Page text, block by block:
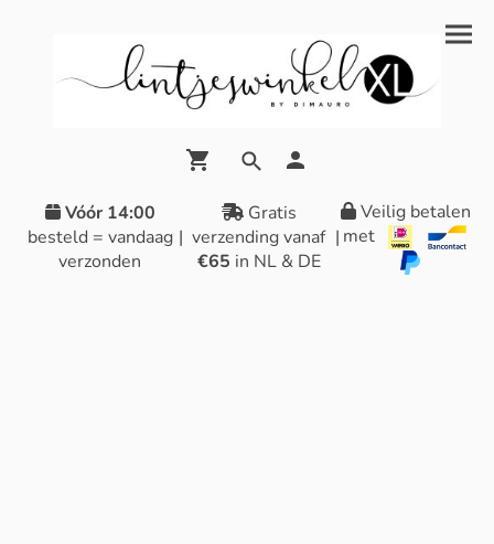
Vóór 14:00
besteld = vandaag
verzonden
|
Gratis
verzending vanaf
€65 in NL & DE
|
Veilig betalen
met